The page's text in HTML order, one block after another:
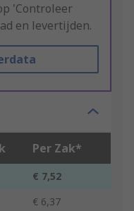
'Controleer
en levertijden.
Per Zak*
€ 7,52
€ 6,37